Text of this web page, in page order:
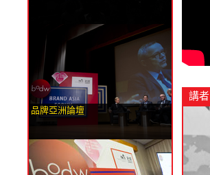
品牌亞洲論壇
講者